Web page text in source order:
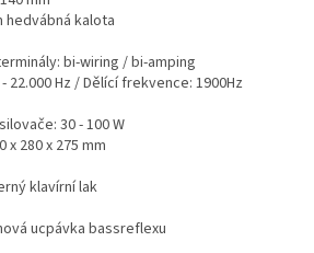
hedvábná kalota
bi-wiring / bi-amping
22.000 Hz / Dělící frekvence: 1900Hz
30 - 100 W
x 280 x 275 mm
klavírní lak
ucpávka bassreflexu